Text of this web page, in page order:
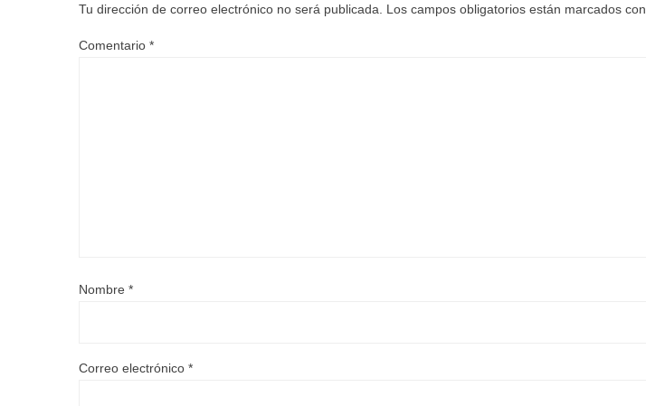
Tu dirección de correo electrónico no será publicada. Los campos obligatorios están marcados con
Comentario *
Nombre *
Correo electrónico *